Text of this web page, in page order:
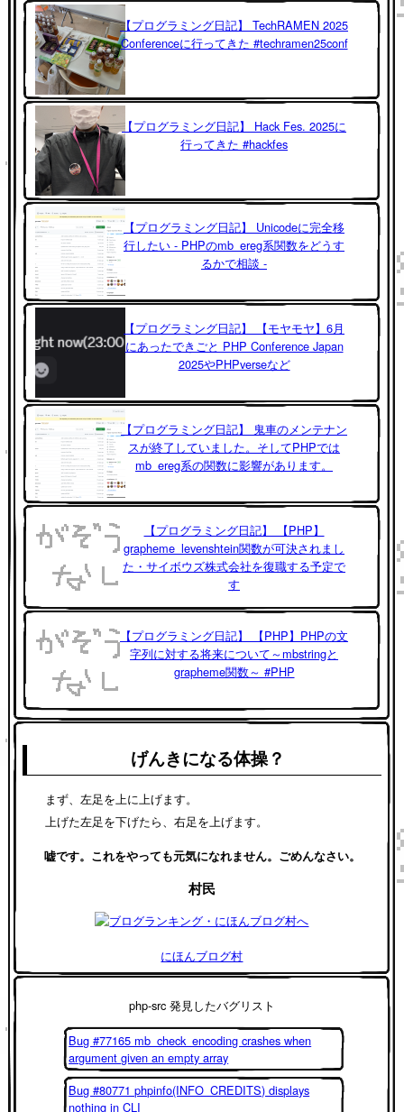
【プログラミング日記】 TechRAMEN 2025
Conferenceに行ってきた #techramen25conf
【プログラミング日記】 Hack Fes. 2025に
行ってきた #hackfes
【プログラミング日記】 Unicodeに完全移
行したい - PHPのmb_ereg系関数をどうす
るかで相談 -
【プログラミング日記】 【モヤモヤ】6月
にあったできごと PHP Conference Japan
2025やPHPverseなど
【プログラミング日記】 鬼車のメンテナン
スが終了していました。そしてPHPでは
mb_ereg系の関数に影響があります。
【プログラミング日記】 【PHP】
grapheme_levenshtein関数が可決されまし
た・サイボウズ株式会社を復職する予定で
す
【プログラミング日記】 【PHP】PHPの文
字列に対する将来について～mbstringと
grapheme関数～ #PHP
げんきになる体操？
まず、左足を上に上げます。
上げた左足を下げたら、右足を上げます。
嘘です。これをやっても元気になれません。ごめんなさい。
村民
にほんブログ村
php-src 発見したバグリスト
Bug #77165 mb_check_encoding crashes when
argument given an empty array
Bug #80771 phpinfo(INFO_CREDITS) displays
nothing in CLI